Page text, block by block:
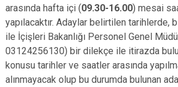
arasında hafta içi (09.30-16.00) mesai
yapılacaktır. Adaylar belirtilen tarihlerde,
ile İçişleri Bakanlığı Personel Genel
03124256130) bir dilekçe ile itirazda
konusu tarihler ve saatler arasında
alınmayacak olup bu durumda bulunan